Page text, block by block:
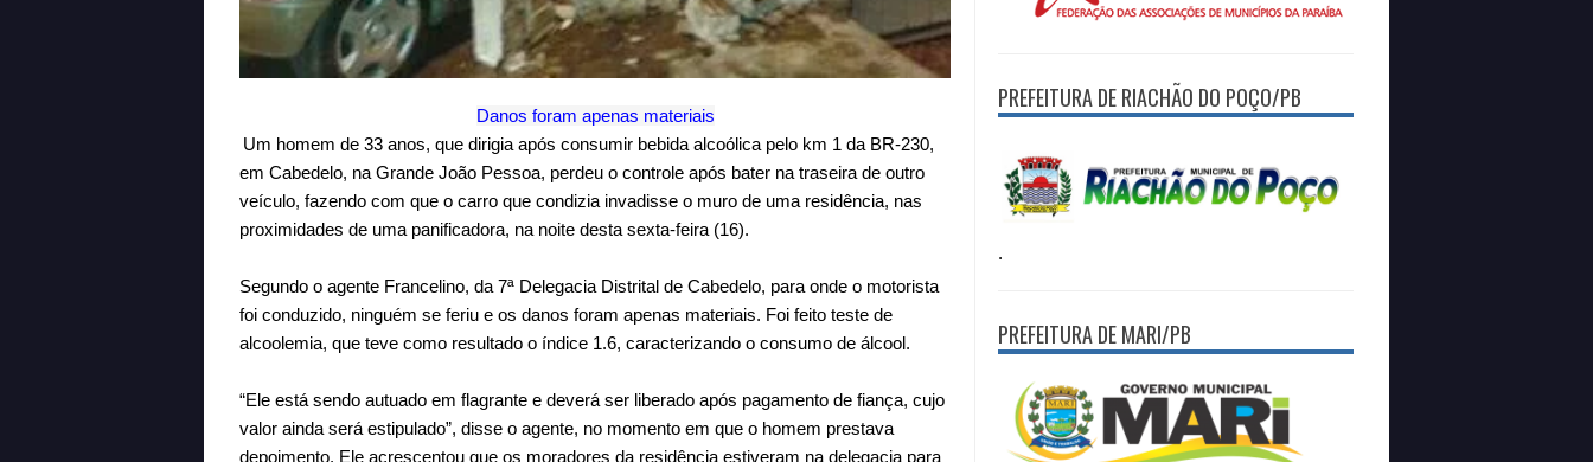
Danos foram apenas materiais
Um homem de 33 anos, que dirigia após consumir bebida alcoólica pelo km 1 da BR-230,
em Cabedelo, na Grande João Pessoa, perdeu o controle após bater na traseira de outro
veículo, fazendo com que o carro que condizia invadisse o muro de uma residência, nas
proximidades de uma panificadora, na noite desta sexta-feira (16).
Segundo o agente Francelino, da 7ª Delegacia Distrital de Cabedelo, para onde o motorista
foi conduzido, ninguém se feriu e os danos foram apenas materiais. Foi feito teste de
alcoolemia, que teve como resultado o índice 1.6, caracterizando o consumo de álcool.
“Ele está sendo autuado em flagrante e deverá ser liberado após pagamento de fiança, cujo
valor ainda será estipulado”, disse o agente, no momento em que o homem prestava
depoimento. Ele acrescentou que os moradores da residência estiveram na delegacia para
PREFEITURA DE RIACHÃO DO POÇO/PB
.
PREFEITURA DE MARI/PB